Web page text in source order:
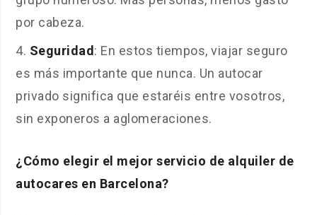
por cabeza.
Seguridad : En estos tiempos, viajar seguro
es más importante que nunca. Un autocar
privado significa que estaréis entre vosotros,
sin exponeros a aglomeraciones.
¿Cómo elegir el mejor servicio de alquiler de
autocares en Barcelona?